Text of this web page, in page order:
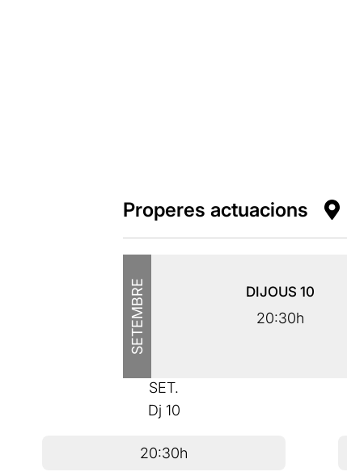
Properes actuacions
SETEMBRE DIJOUS 10
20:30h
SET.
Dj 10
20:30h